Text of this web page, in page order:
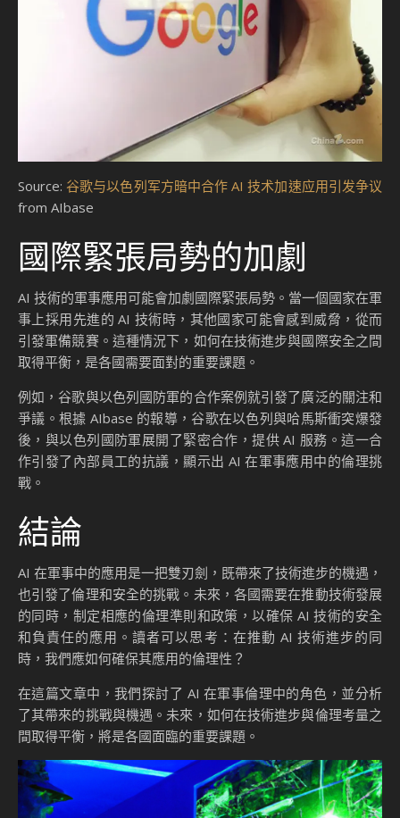
Source: 谷歌与以色列军方暗中合作 AI 技术加速应用引发争议
from AIbase
國際緊張局勢的加劇
AI 技術的軍事應用可能會加劇國際緊張局勢。當一個國家在軍
事上採用先進的 AI 技術時，其他國家可能會感到威脅，從而
引發軍備競賽。這種情況下，如何在技術進步與國際安全之間
取得平衡，是各國需要面對的重要課題。
例如，谷歌與以色列國防軍的合作案例就引發了廣泛的關注和
爭議。根據 AIbase 的報導，谷歌在以色列與哈馬斯衝突爆發
後，與以色列國防軍展開了緊密合作，提供 AI 服務。這一合
作引發了內部員工的抗議，顯示出 AI 在軍事應用中的倫理挑
戰。
結論
AI 在軍事中的應用是一把雙刃劍，既帶來了技術進步的機遇，
也引發了倫理和安全的挑戰。未來，各國需要在推動技術發展
的同時，制定相應的倫理準則和政策，以確保 AI 技術的安全
和負責任的應用。讀者可以思考：在推動 AI 技術進步的同
時，我們應如何確保其應用的倫理性？
在這篇文章中，我們探討了 AI 在軍事倫理中的角色，並分析
了其帶來的挑戰與機遇。未來，如何在技術進步與倫理考量之
間取得平衡，將是各國面臨的重要課題。